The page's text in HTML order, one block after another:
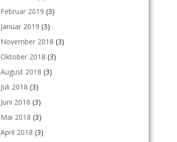
Februar 2019 (3)
Januar 2019 (3)
November 2018 (3)
Oktober 2018 (3)
August 2018 (3)
Juli 2018 (3)
Juni 2018 (3)
Mai 2018 (3)
April 2018 (3)